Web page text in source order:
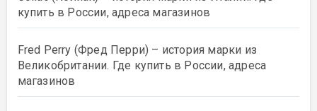
купить в России, адреса магазинов
Fred Perry (Фред Перри) – история марки из
Великобритании. Где купить в России, адреса
магазинов